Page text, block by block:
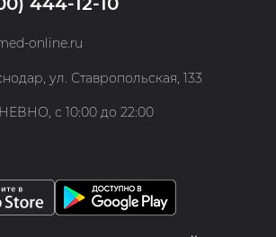
online.ru
ул. Ставропольская, 133
с 10:00 до 22:00